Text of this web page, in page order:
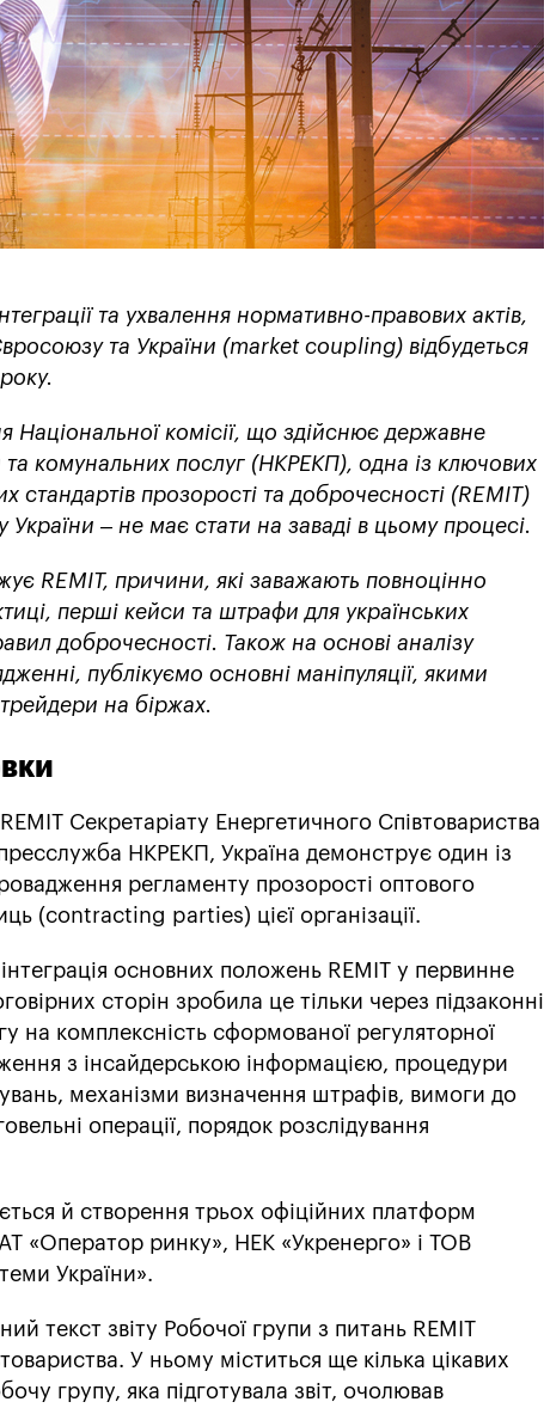
та ухвалення нормативно-правових актів,
та України (market coupling) відбудеться
Національної комісії, що здійснює державне
комунальних послуг (НКРЕКП), одна із ключових
стандартів прозорості та доброчесності (REMIT)
– не має стати на заваді в цьому процесі.
REMIT, причини, які заважають повноцінно
перші кейси та штрафи для українських
доброчесності. Також на основі аналізу
публікуємо основні маніпуляції, якими
на біржах.
Секретаріату Енергетичного Співтовариства
НКРЕКП, Україна демонструє один із
регламенту прозорості оптового
(contracting parties) цієї організації.
основних положень REMIT у первинне
сторін зробила це тільки через підзаконні
на комплексність сформованої регуляторної
з інсайдерською інформацією, процедури
механізми визначення штрафів, вимоги до
операції, порядок розслідування
й створення трьох офіційних платформ
АТ «Оператор ринку», НЕК «Укренерго» і ТОВ
України».
текст звіту Робочої групи з питань REMIT
У ньому міститься ще кілька цікавих
групу, яка підготувала звіт, очолював